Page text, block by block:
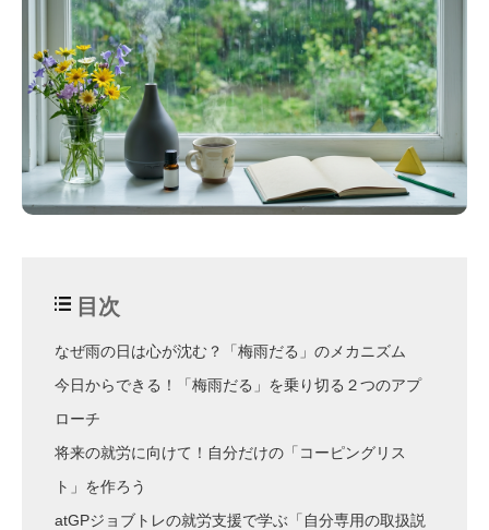
目次
なぜ雨の日は心が沈む？「梅雨だる」のメカニズム
今日からできる！「梅雨だる」を乗り切る２つのアプ
ローチ
将来の就労に向けて！自分だけの「コーピングリス
ト」を作ろう
atGPジョブトレの就労支援で学ぶ「自分専用の取扱説